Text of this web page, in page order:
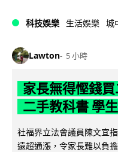
科技娛樂 生活娛樂 城
Lawton 5 小時
家長無得慳錢
二手教科書 學
社福界立法會議員陳文宜
遠超通漲，令家長難以負